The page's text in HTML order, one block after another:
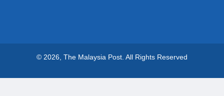
© 2026, The Malaysia Post. All Rights Reserved